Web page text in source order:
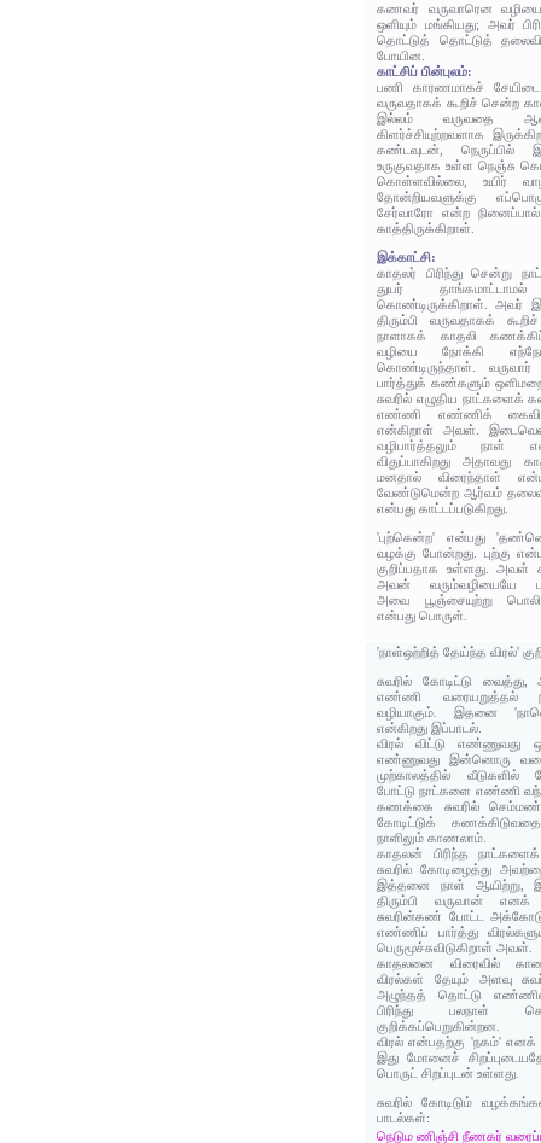
கணவர் வருவாரென
ஒளியும் மங்கியது; அவர்
தொட்டுத் தொட்டுத்
போயின.
காட்சிப் பின்புலம்:
பணி காரணமாகச்
வருவதாகக் கூறிச் சென்ற
இல்லம் வருவதை
கிளர்ச்சியுற்றவளாக
கண்டவுடன், நெருப்பில்
உருகுவதாக உள்ள நெஞ்சு
கொள்ளவில்லை, உயிர்
தோன்றியவளுக்கு
சேர்வாரோ என்ற
காத்திருக்கிறாள்.
இக்காட்சி:
காதலர் பிரிந்து சென்று
துயர்
கொண்டிருக்கிறாள். அவர்
திரும்பி வருவதாகக்
நாளாகக் காதலி
வழியை நோக்கி
கொண்டிருந்தாள். வருவார்
பார்த்துக் கண்களும்
சுவரில் எழுதிய நாட்களைக்
எண்ணி எண்ணிக்
என்கிறாள் அவள்.
வழிபார்த்தலும் நாள்
விதுப்பாகிறது
மனதால் விரைந்தாள்
வேண்டுமென்ற ஆர்வம்
என்பது காட்டப்படுகிறது.
'புற்கென்ற' என்பது
வழக்கு போன்றது. புற்கு
குறிப்பதாக உள்ளது.
அவன் வரும்வழியையே
அவை பூஞ்சையுற்று
என்பது பொருள்.
'நாள்ஒற்றித் தேய்ந்த விரல்'
சுவரில் கோடிட்டு
எண்ணி வரையறுத்தல்
வழியாகும். இதனை
என்கிறது இப்பாடல்.
விரல் விட்டு எண்ணுவது
எண்ணுவது இன்னொரு
முற்காலத்தில் வீடுகளில்
போட்டு நாட்களை எண்ணி
கணக்கை சுவரில் செம்மண்
கோடிட்டுக்
நாளிலும் காணலாம்.
காதலன் பிரிந்த
சுவரில் கோடிழைத்து
இத்தனை நாள் ஆயிற்று,
திரும்பி வருவான்
சுவரின்கண் போட்ட
எண்ணிப் பார்த்து
பெருமூச்சுவிடுகிறாள் அவள்.
காதலனை விரைவில்
விரல்கள் தேயும் அளவு
அழுந்தத் தொட்டு
பிரிந்து பலநாள்
குறிக்கப்பெறுகின்றன.
விரல் என்பதற்கு 'நகம்'
இது மோனைச்
பொருட் சிறப்புடன் உள்ளது.
சுவரில் கோடிடும்
பாடல்கள்:
நெடும ணிஞ்சி நீணகர்